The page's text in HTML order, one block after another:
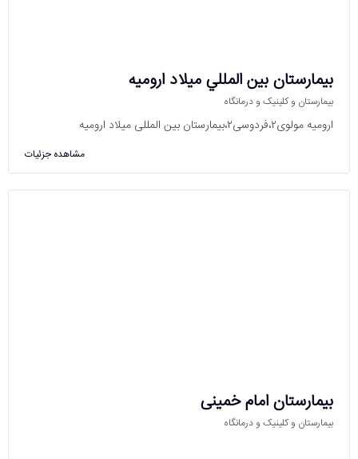
بيمارستان بين المللي ميلاد اروميه
بیمارستان و کلینیک و درمانگاه
ارومیه مولوی۲،فردوسی۲،بیمارستان بین المللی میلاد ارومیه
مشاهده جزئیات
بیمارستان امام خمینی
بیمارستان و کلینیک و درمانگاه